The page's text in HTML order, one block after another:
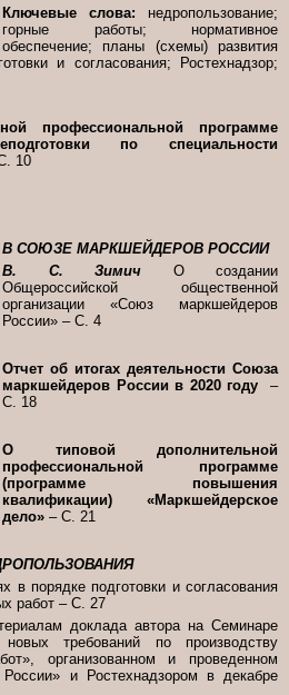
Ключевые слова: недропользование;
горные работы; нормативное
обеспечение; планы (схемы) развития
и согласования; Ростехнадзор;
профессиональной программе
по специальности
10
В СОЮЗЕ МАРКШЕЙДЕРОВ РОССИИ
В. С. Зимич О создании
Общероссийской общественной
организации «Союз маркшейдеров
России» – С. 4
Отчет об итогах деятельности Союза
маркшейдеров России в 2020 году –
С. 18
О типовой дополнительной
профессиональной программе
(программе повышения
квалификации) «Маркшейдерское
дело» – С. 21
в порядке подготовки и согласования
работ – С. 27
доклада автора на Семинаре
требований по производству
организованном и проведенном
и Ростехнадзором в декабре